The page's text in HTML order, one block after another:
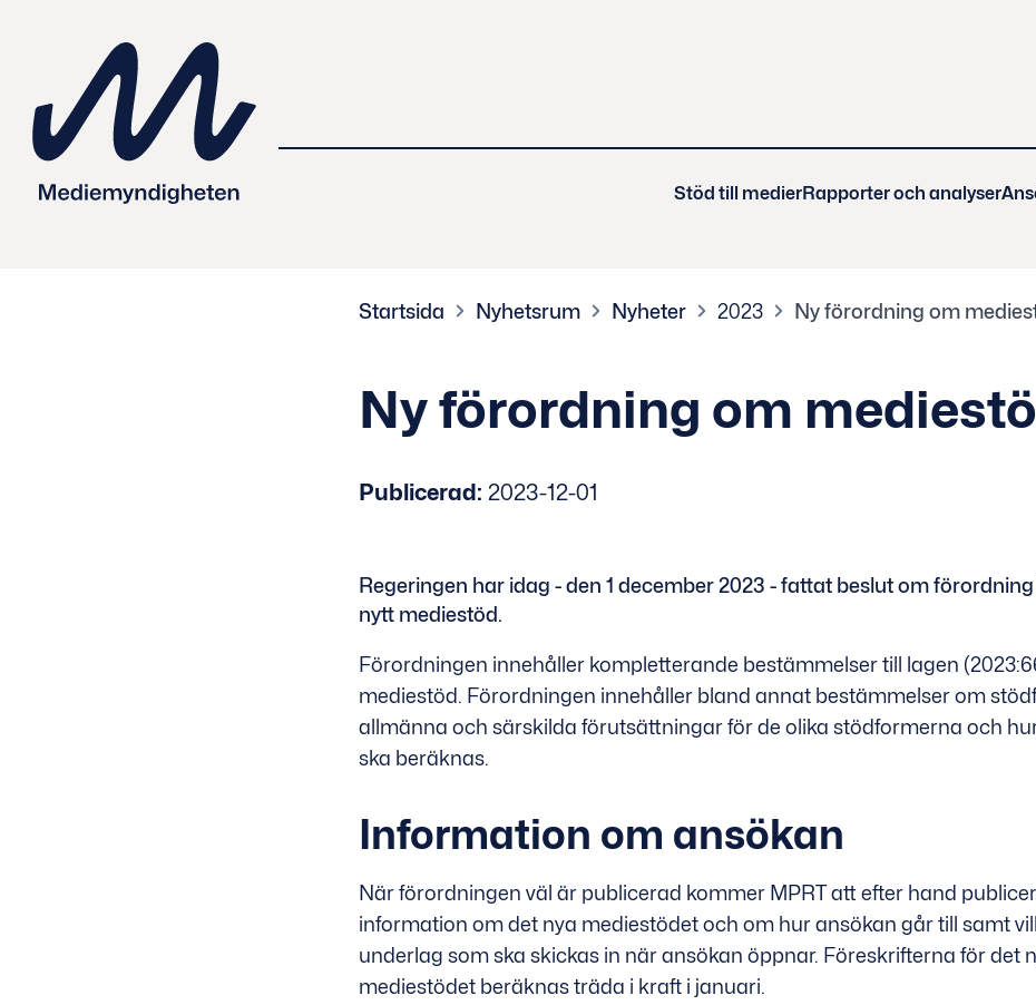
Stöd till medierRapporter och analyser
Startsida Nyhetsrum Nyheter 2023 Ny förordning om
Ny förordning om
Publicerad: 2023-12-01
Regeringen har idag - den 1 december 2023 - fattat beslut om
nytt mediestöd.
Förordningen innehåller kompletterande bestämmelser till lagen
mediestöd. Förordningen innehåller bland annat bestämmelser om
allmänna och särskilda förutsättningar för de olika stödformerna och
ska beräknas.
Information om ansökan
När förordningen väl är publicerad kommer MPRT att efter hand
information om det nya mediestödet och om hur ansökan går till samt
underlag som ska skickas in när ansökan öppnar. Föreskrifterna för det
mediestödet beräknas träda i kraft i januari.